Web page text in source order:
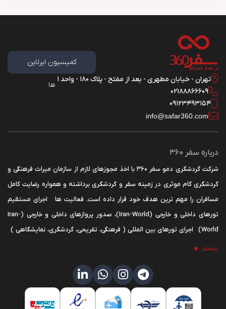
بر مدار احترام
کمیسیون ایرلاین
ها
تهران - خیابان مطهری - بعد از مفتح - پلاک 180 - واحد 1
02188866609
09123493154
info@safar360.com
درباره سفر 360
شرکت گردشگری دمو سفر 360 با اخذ مجوزهای لازم از سازمان میراث فرهنگی و
گردشگری گام موثری در زمینه سفر و گردشگری برداشته و همواره رضایت کامل
مسافران را مهم ترین هدف خود قرار داده است. فعالیت ها اجرای مستقیم
تورهای داخلی و خارجی (Iran-World)، صدور پروازهای داخلی و خارجی (Iran-
و کادر اجرایی سفر 360 با استفاده از سال‌ها تجربه در زمینه گردشگری همواره در
ارائه خدمات نوین پیشتاز بوده است. * کارشناسان ما راهنمای شما در دریافت
بیشتر